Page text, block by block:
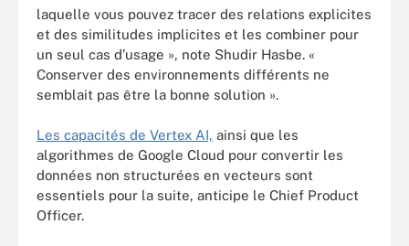
laquelle vous pouvez tracer des relations explicites
et des similitudes implicites et les combiner pour
un seul cas d’usage », note Shudir Hasbe. «
Conserver des environnements différents ne
semblait pas être la bonne solution ».
Les capacités de Vertex AI, ainsi que les
algorithmes de Google Cloud pour convertir les
données non structurées en vecteurs sont
essentiels pour la suite, anticipe le Chief Product
Officer.